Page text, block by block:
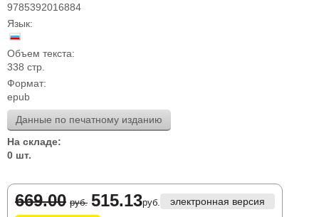
9785392016884
Язык:
Объем текста:
338 стр.
Формат:
epub
Данные по печатному изданию
На складе:
0 шт.
669.00 руб. 515.13руб. электронная версия